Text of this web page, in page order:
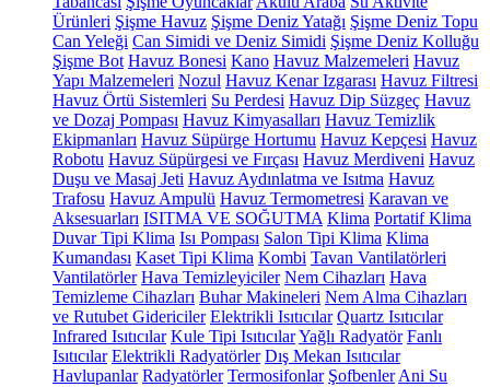
Ürünleri Şişme Havuz Şişme Deniz Yatağı Şişme Deniz Topu
Can Yeleği Can Simidi ve Deniz Simidi Şişme Deniz Kolluğu
Şişme Bot Havuz Bonesi Kano Havuz Malzemeleri Havuz
Yapı Malzemeleri Nozul Havuz Kenar Izgarası Havuz Filtresi
Havuz Örtü Sistemleri Su Perdesi Havuz Dip Süzgeç Havuz
ve Dozaj Pompası Havuz Kimyasalları Havuz Temizlik
Ekipmanları Havuz Süpürge Hortumu Havuz Kepçesi Havuz
Robotu Havuz Süpürgesi ve Fırçası Havuz Merdiveni Havuz
Duşu ve Masaj Jeti Havuz Aydınlatma ve Isıtma Havuz
Trafosu Havuz Ampulü Havuz Termometresi Karavan ve
Aksesuarları ISITMA VE SOĞUTMA Klima Portatif Klima
Duvar Tipi Klima Isı Pompası Salon Tipi Klima Klima
Kumandası Kaset Tipi Klima Kombi Tavan Vantilatörleri
Vantilatörler Hava Temizleyiciler Nem Cihazları Hava
Temizleme Cihazları Buhar Makineleri Nem Alma Cihazları
ve Rutubet Gidericiler Elektrikli Isıtıcılar Quartz Isıtıcılar
Infrared Isıtıcılar Kule Tipi IsıtıcılarYağlı Radyatör Fanlı
Isıtıcılar Elektrikli Radyatörler Dış Mekan Isıtıcılar
Havlupanlar Radyatörler Termosifonlar Şofbenler Ani Su